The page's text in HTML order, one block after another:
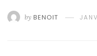
by BENOIT